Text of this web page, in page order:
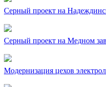
Серный проект на
Серный проект на Медном
Модернизация цехов